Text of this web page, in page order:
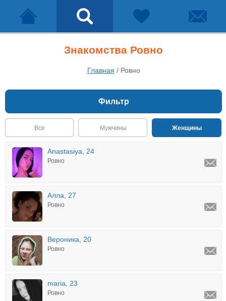
Знакомства Ровно
Главная / Ровно
Фильтр
Все Мужчины Женщины
Anastasiya, 24
Ровно
Алла, 27
Ровно
Вероника, 20
Ровно
maria, 23
Ровно